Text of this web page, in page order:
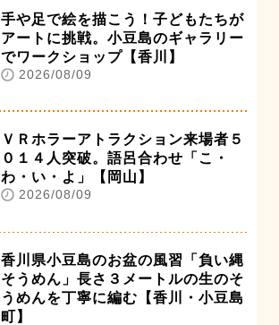
手や足で絵を描こう！子どもたちが
アートに挑戦。小豆島のギャラリー
でワークショップ【香川】
2026/08/09
ＶＲホラーアトラクション来場者５
０１４人突破。語呂合わせ「こ・
わ・い・よ」【岡山】
2026/08/09
香川県小豆島のお盆の風習「負い縄
そうめん」長さ３メートルの生のそ
うめんを丁寧に編む【香川・小豆島
町】